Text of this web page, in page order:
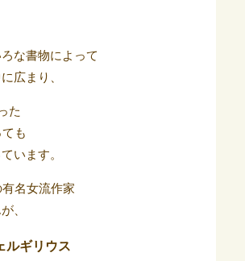
な書物によって
広まり、
た
も
います。
名女流作家
、
ルギリウス